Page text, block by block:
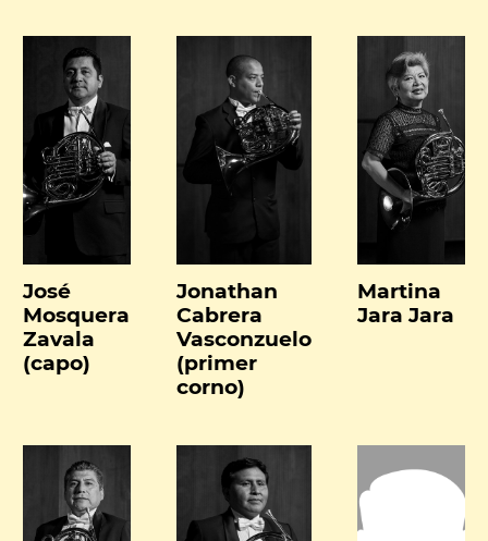
José
Mosquera
Zavala
(capo)
Jonathan
Cabrera
Vasconzuelo
(primer
corno)
Martina
Jara Jara